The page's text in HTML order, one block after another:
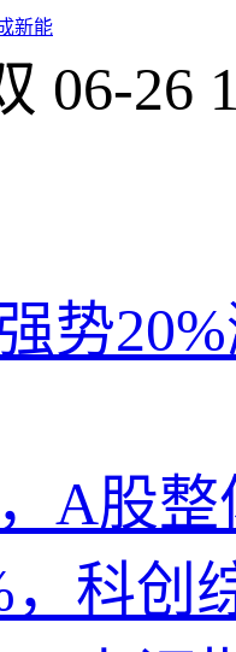
新能
06-26
势
A股
，科创